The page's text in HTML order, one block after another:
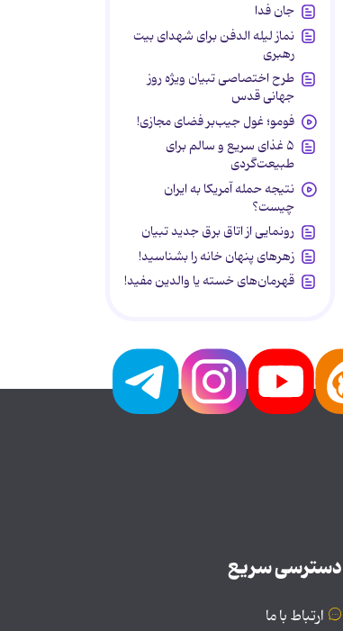
جان فدا
نماز لیله الدفن برای شهدای بیت
رهبری
طرح اختصاصی تبیان ویژه روز
جهانی قدس
فومو؛ غول جیب‌بر فضای مجازی!
۵ غذای سریع و سالم برای
طبیعت‌گردی
نتیجه حمله آمریکا به ایران
چیست؟
رونمایی از اتاق برق جدید تبیان
زهرهای پنهان خانه را بشناسید!
قهرمان‌های خسته یا والدین مفید!
دسترسی سریع
ارتباط با ما